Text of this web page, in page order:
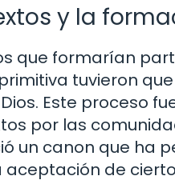
y la
que formarían
tuvieron
Este proceso
por las
un canon que ha
aceptación de